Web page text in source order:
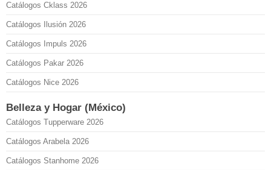
Catálogos Cklass 2026
Catálogos Ilusión 2026
Catálogos Impuls 2026
Catálogos Pakar 2026
Catálogos Nice 2026
Belleza y Hogar (México)
Catálogos Tupperware 2026
Catálogos Arabela 2026
Catálogos Stanhome 2026